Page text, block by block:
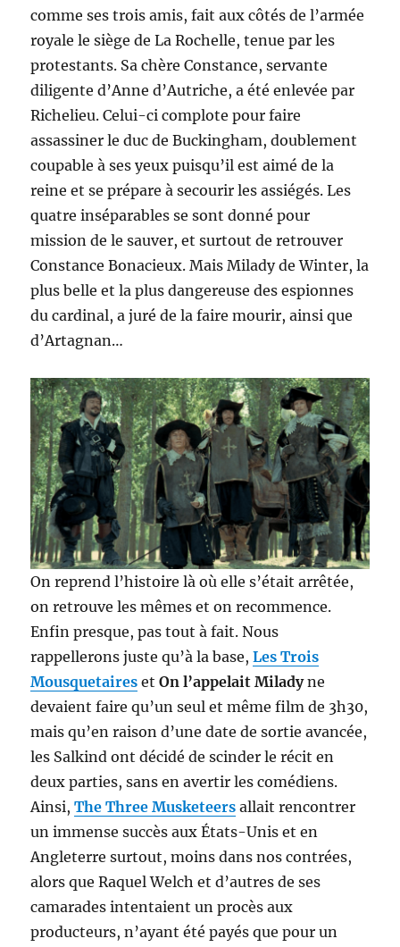
comme ses trois amis, fait aux côtés de l’armée
royale le siège de La Rochelle, tenue par les
protestants. Sa chère Constance, servante
diligente d’Anne d’Autriche, a été enlevée par
Richelieu. Celui-ci complote pour faire
assassiner le duc de Buckingham, doublement
coupable à ses yeux puisqu’il est aimé de la
reine et se prépare à secourir les assiégés. Les
quatre inséparables se sont donné pour
mission de le sauver, et surtout de retrouver
Constance Bonacieux. Mais Milady de Winter, la
plus belle et la plus dangereuse des espionnes
du cardinal, a juré de la faire mourir, ainsi que
d’Artagnan…
On reprend l’histoire là où elle s’était arrêtée,
on retrouve les mêmes et on recommence.
Enfin presque, pas tout à fait. Nous
rappellerons juste qu’à la base,Les Trois
Mousquetaires etOn l’appelait Miladyne
devaient faire qu’un seul et même film de 3h30,
mais qu’en raison d’une date de sortie avancée,
les Salkind ont décidé de scinder le récit en
deux parties, sans en avertir les comédiens.
Ainsi,The Three Musketeers allait rencontrer
un immense succès aux États-Unis et en
Angleterre surtout, moins dans nos contrées,
alors que Raquel Welch et d’autres de ses
camarades intentaient un procès aux
producteurs, n’ayant été payés que pour un